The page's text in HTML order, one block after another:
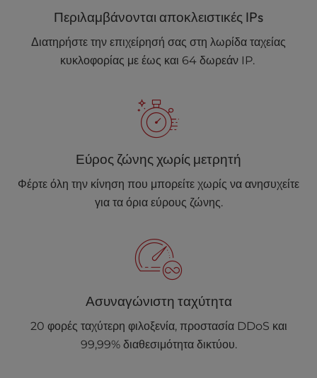
Περιλαμβάνονται αποκλειστικές IPs
Διατηρήστε την επιχείρησή σας στη λωρίδα ταχείας
κυκλοφορίας με έως και 64 δωρεάν IP.
Εύρος ζώνης χωρίς μετρητή
Φέρτε όλη την κίνηση που μπορείτε χωρίς να ανησυχείτε
για τα όρια εύρους ζώνης.
Ασυναγώνιστη ταχύτητα
20 φορές ταχύτερη φιλοξενία, προστασία DDoS και
99,99% διαθεσιμότητα δικτύου.